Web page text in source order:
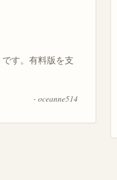
す。有料版を支
- oceanne514